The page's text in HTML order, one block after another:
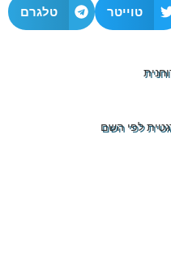
טוייטר טלגרם
לפי השם